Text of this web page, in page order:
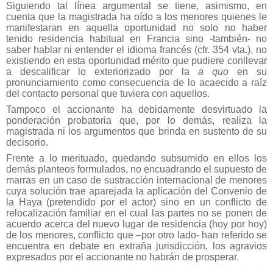
Siguiendo tal línea argumental se tiene, asimismo, en
cuenta que la magistrada ha oído a los menores quienes le
manifestaran en aquella oportunidad no solo no haber
tenido residencia habitual en Francia sino -también- no
saber hablar ni entender el idioma francés (cfr. 354 vta.), no
existiendo en esta oportunidad mérito que pudiere conllevar
a descalificar lo exteriorizado por la a quo en su
pronunciamiento como consecuencia de lo acaecido a raíz
del contacto personal que tuviera con aquellos.
Tampoco el accionante ha debidamente desvirtuado la
ponderación probatoria que, por lo demás, realiza la
magistrada ni los argumentos que brinda en sustento de su
decisorio.
Frente a lo merituado, quedando subsumido en ellos los
demás planteos formulados, no encuadrando el supuesto de
marras en un caso de sustracción internacional de menores
cuya solución trae aparejada la aplicación del Convenio de
la Haya (pretendido por el actor) sino en un conflicto de
relocalización familiar en el cual las partes no se ponen de
acuerdo acerca del nuevo lugar de residencia (hoy por hoy)
de los menores, conflicto que –por otro lado- han referido se
encuentra en debate en extraña jurisdicción, los agravios
expresados por el accionante no habrán de prosperar.